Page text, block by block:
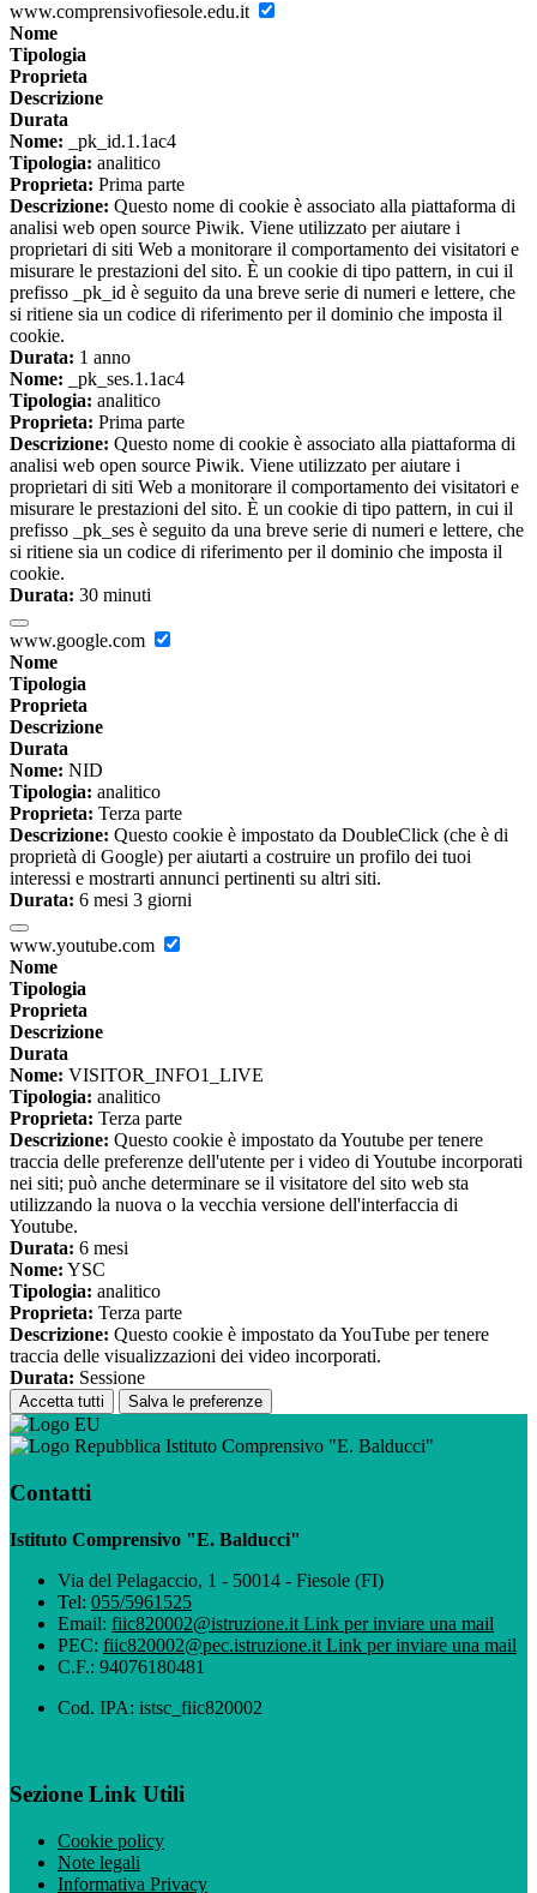
www.comprensivofiesole.edu.it
Nome
Tipologia
Proprieta
Descrizione
Durata
Nome: _pk_id.1.1ac4
Tipologia: analitico
Proprieta: Prima parte
Descrizione: Questo nome di cookie è associato alla piattaforma di
analisi web open source Piwik. Viene utilizzato per aiutare i
proprietari di siti Web a monitorare il comportamento dei visitatori e
misurare le prestazioni del sito. È un cookie di tipo pattern, in cui il
prefisso _pk_id è seguito da una breve serie di numeri e lettere, che
si ritiene sia un codice di riferimento per il dominio che imposta il
cookie.
Durata: 1 anno
Nome: _pk_ses.1.1ac4
Tipologia: analitico
Proprieta: Prima parte
Descrizione: Questo nome di cookie è associato alla piattaforma di
analisi web open source Piwik. Viene utilizzato per aiutare i
proprietari di siti Web a monitorare il comportamento dei visitatori e
misurare le prestazioni del sito. È un cookie di tipo pattern, in cui il
prefisso _pk_ses è seguito da una breve serie di numeri e lettere, che
si ritiene sia un codice di riferimento per il dominio che imposta il
cookie.
Durata: 30 minuti
www.google.com
Nome
Tipologia
Proprieta
Descrizione
Durata
Nome: NID
Tipologia: analitico
Proprieta: Terza parte
Descrizione: Questo cookie è impostato da DoubleClick (che è di
proprietà di Google) per aiutarti a costruire un profilo dei tuoi
interessi e mostrarti annunci pertinenti su altri siti.
Durata: 6 mesi 3 giorni
www.youtube.com
Nome
Tipologia
Proprieta
Descrizione
Durata
Nome: VISITOR_INFO1_LIVE
Tipologia: analitico
Proprieta: Terza parte
Descrizione: Questo cookie è impostato da Youtube per tenere
traccia delle preferenze dell'utente per i video di Youtube incorporati
nei siti; può anche determinare se il visitatore del sito web sta
utilizzando la nuova o la vecchia versione dell'interfaccia di
Youtube.
Durata: 6 mesi
Nome: YSC
Tipologia: analitico
Proprieta: Terza parte
Descrizione: Questo cookie è impostato da YouTube per tenere
traccia delle visualizzazioni dei video incorporati.
Durata: Sessione
Accetta tutti Salva le preferenze
Istituto Comprensivo "E. Balducci"
Contatti
Istituto Comprensivo "E. Balducci"
Via del Pelagaccio, 1 - 50014 - Fiesole (FI)
Tel: 055/5961525
Email: fiic820002@istruzione.it Link per inviare una mail
PEC: fiic820002@pec.istruzione.it Link per inviare una mail
C.F.: 94076180481
Cod. IPA: istsc_fiic820002
Sezione Link Utili
Cookie policy
Note legali
Informativa Privacy